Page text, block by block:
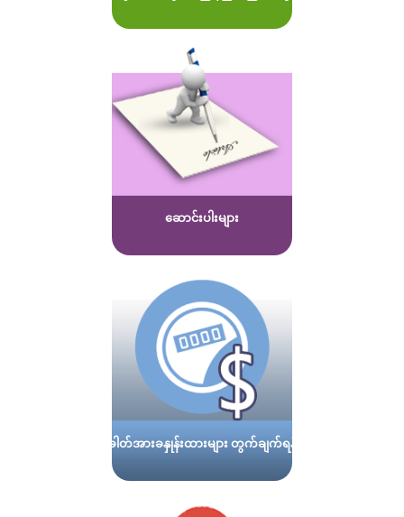
ဆောင်းပါးများ
ဓါတ်အားခနှုန်းထားများ တွက်ချက်ရန်